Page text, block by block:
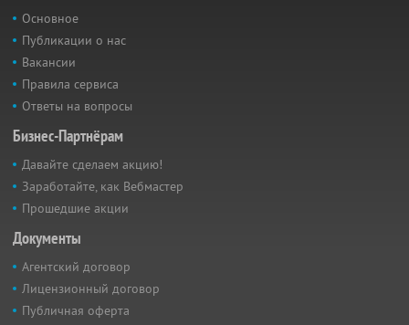
Основное
Публикации о нас
Вакансии
Правила сервиса
Ответы на вопросы
Бизнес-Партнёрам
Давайте сделаем акцию!
Заработайте, как Вебмастер
Прошедшие акции
Документы
Агентский договор
Лицензионный договор
Публичная оферта